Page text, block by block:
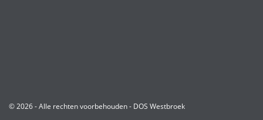
© 2026 - Alle rechten voorbehouden - DOS Westbroek